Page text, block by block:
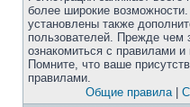
более широкие
установлены также
пользователей. Прежде чем
ознакомиться с правилами
Помните, что ваше
правилами.
Общие правила|